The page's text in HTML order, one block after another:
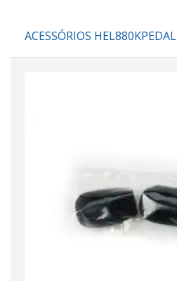
ACESSÓRIOS HEL880KPEDAL